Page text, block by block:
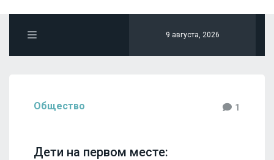
9 августа, 2026
Общество 1
Дети на первом месте: